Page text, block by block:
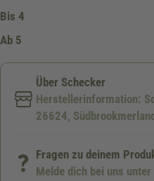
Bis 4
Ab 5
Über Schecker
Herstellerinformation:
26624,
Fragen zu deinem
Melde dich bei uns